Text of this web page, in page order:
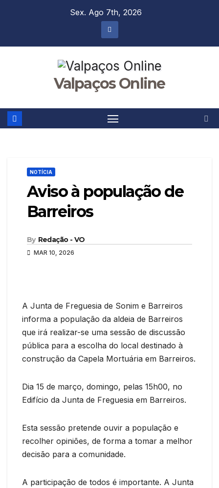
Sex. Ago 7th, 2026
Valpaços Online
NOTÍCIA
Aviso à população de
Barreiros
By Redação - VO
MAR 10, 2026
A Junta de Freguesia de Sonim e Barreiros
informa a população da aldeia de Barreiros
que irá realizar-se uma sessão de discussão
pública para a escolha do local destinado à
construção da Capela Mortuária em Barreiros.
Dia 15 de março, domingo, pelas 15h00, no
Edifício da Junta de Freguesia em Barreiros.
Esta sessão pretende ouvir a população e
recolher opiniões, de forma a tomar a melhor
decisão para a comunidade.
A participação de todos é importante. A Junta